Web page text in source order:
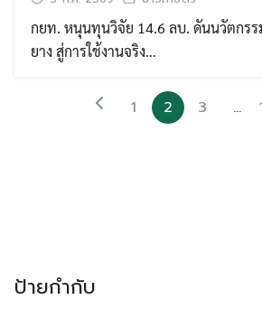
กยท. หนุนทุนวิจัย 14.6 ลบ. ดันนวัตกรร
ยาง สู่การใช้งานจริง…
1 2 3 …
ป้ายกำกับ